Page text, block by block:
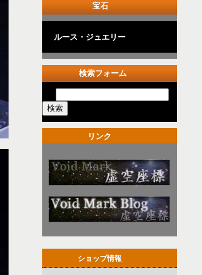
宝石
ルース・ジュエリー
検索フォーム
リンク
ショップ情報